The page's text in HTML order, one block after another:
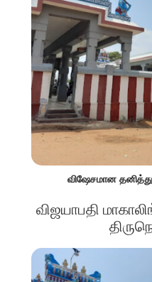
விஷேசமான
விஜயாபதி